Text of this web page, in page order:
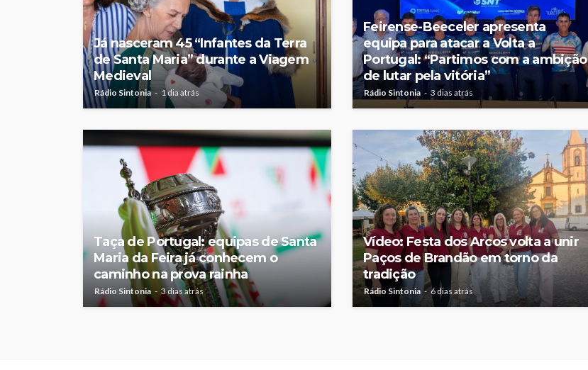
Já nasceram 45 “Infantes da Terra
de Santa Maria” durante a Viagem
Medieval
Rádio Sintonia 1 dia atrás
Feirense-Beeceler apresenta
equipa para atacar a Volta a
Portugal: “Partimos com a ambição
de lutar pela vitória”
Rádio Sintonia 3 dias atrás
Taça de Portugal: equipas de Santa
Maria da Feira já conhecem o
caminho na prova rainha
Rádio Sintonia 3 dias atrás
Vídeo: Festa dos Arcos volta a unir
Paços de Brandão em torno da
tradição
Rádio Sintonia 6 dias atrás